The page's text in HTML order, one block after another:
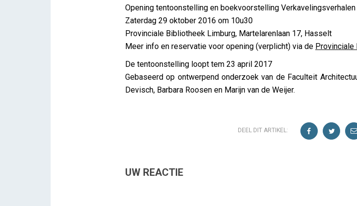
Opening tentoonstelling en boekvoorstelling Verkavelingsverhalen
Zaterdag 29 oktober 2016 om 10u30
Provinciale Bibliotheek Limburg, Martelarenlaan 17, Hasselt
Meer info en reservatie voor opening (verplicht) via de Provinciale
De tentoonstelling loopt tem 23 april 2017
Gebaseerd op ontwerpend onderzoek van de Faculteit
Devisch, Barbara Roosen en Marijn van de Weijer.
DEEL DIT ARTIKEL:
UW REACTIE